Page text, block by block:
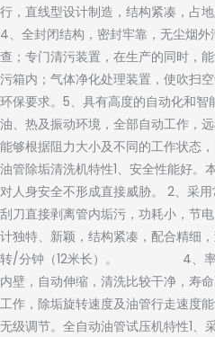
行，直线型设计制造，结构紧凑，占
4、全封闭结构，密封牢靠，无尘烟
查；专门清污装置，在生产的同时，
污箱内；气体净化处理装置，使吹扫
环保要求。5、具有高度的自动化和
油、热及振动环境，全部自动工作，
能够根据阻力大小及不同的工作状态
油管除垢清洗机特性1、安全性能好。
对人身安全不形成直接威胁。 2、采
刮刀直接剥离管内垢污，功耗小，节
计独特、新颖，结构紧凑，配合精细
转/分钟（12米长）。 4、率先
内壁，自动伸缩，清洗比较干净，寿
工作，除垢旋转速度及油管行走速度
无级调节。全自动油管试压机特性1、